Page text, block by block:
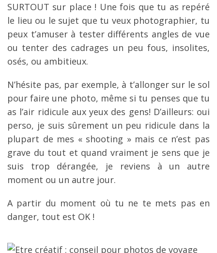
SURTOUT sur place ! Une fois que tu as repéré
le lieu ou le sujet que tu veux photographier, tu
peux t’amuser à tester différents angles de vue
ou tenter des cadrages un peu fous, insolites,
osés, ou ambitieux.
N’hésite pas, par exemple, à t’allonger sur le sol
pour faire une photo, même si tu penses que tu
as l’air ridicule aux yeux des gens! D’ailleurs: oui
perso, je suis sûrement un peu ridicule dans la
plupart de mes « shooting » mais ce n’est pas
grave du tout et quand vraiment je sens que je
suis trop dérangée, je reviens à un autre
moment ou un autre jour.
A partir du moment où tu ne te mets pas en
danger, tout est OK !